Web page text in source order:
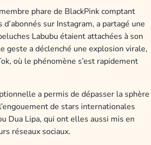
phare de BlackPink comptant
sur Instagram, a partagé une
Labubu étaient attachées à son
geste a déclenché une explosion virale,
où le phénomène s’est rapidement
a permis de dépasser la sphère
de stars internationales
Dua Lipa, qui ont elles aussi mis en
réseaux sociaux.